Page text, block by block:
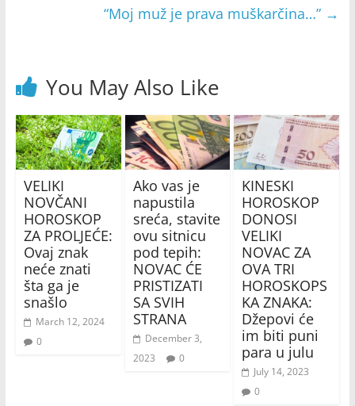
“Moj muž je prava muškarčina…” →
You May Also Like
VELIKI
NOVČANI
HOROSKOP
ZA PROLJEĆE:
Ovaj znak
neće znati
šta ga je
snašlo
March 12, 2024
0
Ako vas je
napustila
sreća, stavite
ovu sitnicu
pod tepih:
NOVAC ĆE
PRISTIZATI
SA SVIH
STRANA
December 3,
2023
0
KINESKI
HOROSKOP
DONOSI
VELIKI
NOVAC ZA
OVA TRI
HOROSKOPS
KA ZNAKA:
Džepovi će
im biti puni
para u julu
July 14, 2023
0